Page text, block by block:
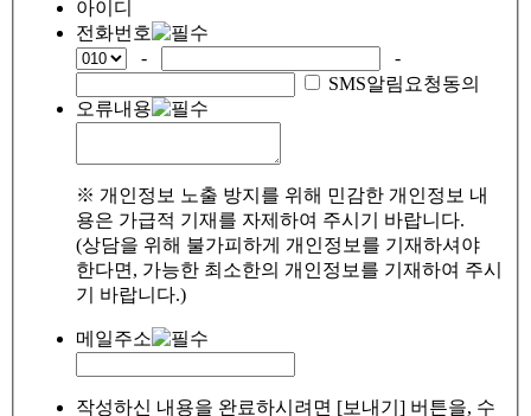
아이디
전화번호
-
-
SMS알림요청동의
오류내용
※ 개인정보 노출 방지를 위해 민감한 개인정보 내
용은 가급적 기재를 자제하여 주시기 바랍니다.
(상담을 위해 불가피하게 개인정보를 기재하셔야
한다면, 가능한 최소한의 개인정보를 기재하여 주시
기 바랍니다.)
메일주소
작성하신 내용을 완료하시려면 [보내기] 버튼을, 수